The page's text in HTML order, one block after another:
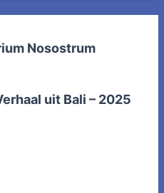
Nosostrum
uit Bali – 2025